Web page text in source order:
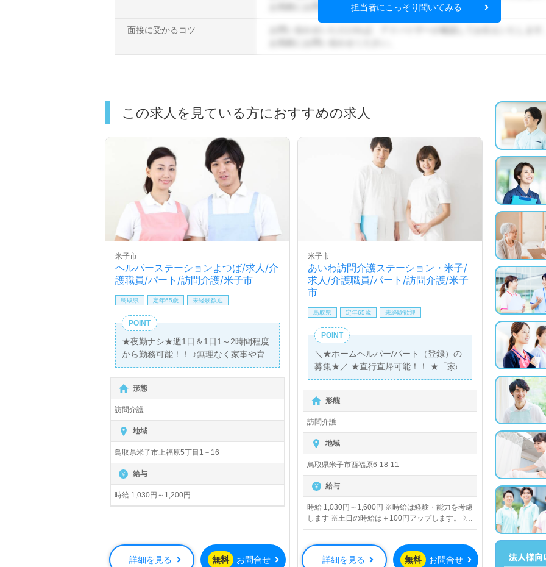
お気軽にお問い合わせください。
面接に受かるコツ
担当者にこっそり聞いてみる
この求人を見ている方におすすめの求人
ヘルパーステーションよつば/求人/介
護職員/パート/訪問介護/米子市
米子市
鳥取県 定年65歳 未経験歓迎
POINT
★夜勤ナシ★週1日＆1日1～2時間程度
から勤務可能！！ ♪無理なく家事や育
児とも両立できる職場で働きませんか♪
＞＞【経験不問】お休みもスタッフ同
士調整し合っています＜＜
形態
訪問介護
地域
鳥取県米子市上福原5丁目1－16
給与
時給 1,030円～1,200円
詳細を見る 無料 お問合せ
あいわ訪問介護ステーション・米子/
求人/介護職員/パート/訪問介護/米子
市
米子市
鳥取県 定年65歳 未経験歓迎
POINT
＼★ホームヘルパー/パート（登録）の
募集★／ ★直行直帰可能！！ ★「家の
近くの訪問先がいい」といったご希望
も考慮させて頂きます！ ★60歳代以上
の方（70歳代の方も）活躍中！！
形態
訪問介護
地域
鳥取県米子市西福原6-18-11
給与
時給 1,030円～1,600円 ※時給は経験・能力を考慮
します ※土日の時給は＋100円アップします。 ※
～8：00までの時給は＋100円アップします。
※小学生以下のお子様がいらっしゃる方には、育
児支援金として一律5千円支給します。
詳細を見る 無料 お問合せ